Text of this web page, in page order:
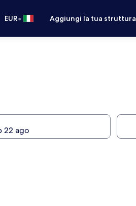
EUR• Aggiungi la tua struttura